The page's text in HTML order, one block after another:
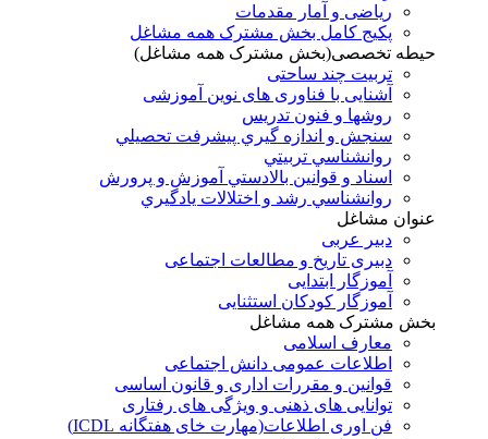
ریاضی و آمار مقدمات
پکیج کامل بخش مشترک همه مشاغل
حیطه تخصصی(بخش مشترک همه مشاغل)
تربیت چند ساحتی
آشنایی با فناوری های نوین آموزشی
روشها و فنون تدريس
سنجش و اندازه گيري پيشرفت تحصيلي
روانشناسي تربيتي
اسناد و قوانين بالادستي آموزش و پرورش
روانشناسي رشد و اختلالات يادگيري
عنوان مشاغل
دبير عربی
دبیری تاریخ و مطالعات اجتماعی
آموزگار ابتدایی
آموزگار کودکان استثنایی
بخش مشترک همه مشاغل
معارف اسلامی
اطلاعات عمومی دانش اجتماعی
قوانین و مقررات اداری و قانون اساسی
توانایی های ذهنی و ویژگی های رفتاری
فن اوری اطلاعات(مهارت خای هفتگانه ICDL)